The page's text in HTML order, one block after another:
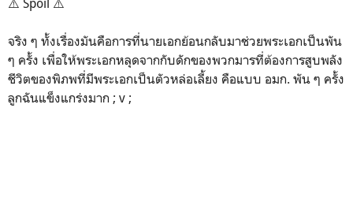
จริง ๆ ทั้งเรื่องมันคือการที่นายเอกย้อนกลับมาช่วยพระเอกเป็นพัน
ๆ ครั้ง เพื่อให้พระเอกหลุดจากกับดักของพวกมารที่ต้องการสูบพลัง
ชีวิตของพิภพที่มีพระเอกเป็นตัวหล่อเลี้ยง คือแบบ อมก. พัน ๆ ครั้ง
ลูกฉันแข็งแกร่งมาก ; v ;